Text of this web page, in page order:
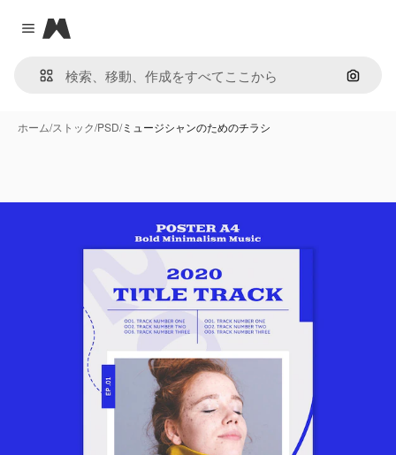
Close menu
Magnific
画像で
ホーム/ストック/PSD/ミュージシャンのためのチラシ